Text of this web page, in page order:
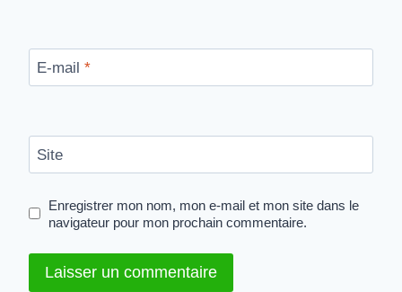
E-mail *
Site
Enregistrer mon nom, mon e-mail et mon site dans le
navigateur pour mon prochain commentaire.